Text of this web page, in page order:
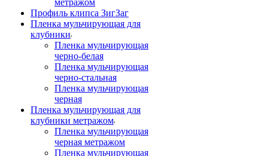
метражом
Профиль клипса ЗигЗаг
Пленка мульчирующая для
клубники
Пленка мульчирующая
черно-белая
Пленка мульчирующая
черно-стальная
Пленка мульчирующая
черная
Пленка мульчирующая для
клубники метражом
Пленка мульчирующая
черная метражом
Пленка мульчирующая